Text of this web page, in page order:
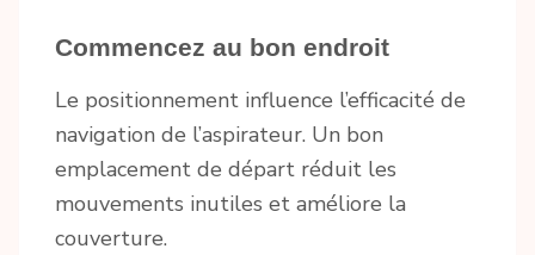
Commencez au bon endroit
Le positionnement influence l’efficacité de
navigation de l’aspirateur. Un bon
emplacement de départ réduit les
mouvements inutiles et améliore la
couverture.